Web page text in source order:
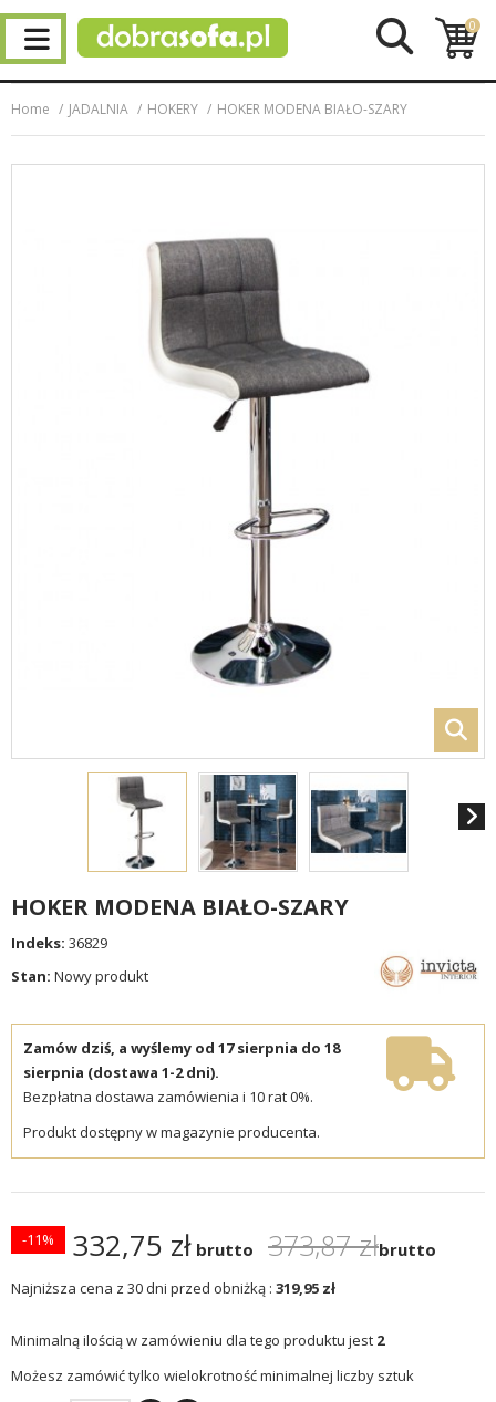
0
Home JADALNIA HOKERY HOKER MODENA BIAŁO-SZARY
HOKER MODENA BIAŁO-SZARY
Indeks: 36829
Stan: Nowy produkt
Zamów dziś, a wyślemy od 17 sierpnia do 18
sierpnia (dostawa 1-2 dni).
Bezpłatna dostawa zamówienia i 10 rat 0%.
Produkt dostępny w magazynie producenta.
332,75 zł brutto 373,87 złbrutto
-11%
Najniższa cena z 30 dni przed obniżką : 319,95 zł
Minimalną ilością w zamówieniu dla tego produktu jest 2
Możesz zamówić tylko wielokrotność minimalnej liczby sztuk